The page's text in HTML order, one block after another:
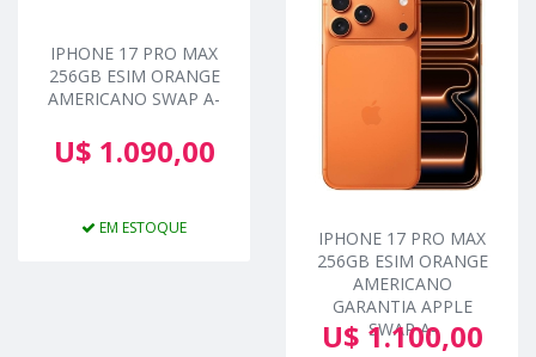
IPHONE 17 PRO MAX
256GB ESIM ORANGE
AMERICANO SWAP A-
U$ 1.090,00
EM ESTOQUE
IPHONE 17 PRO MAX
256GB ESIM ORANGE
AMERICANO
GARANTIA APPLE
SWAP A-
U$ 1.100,00